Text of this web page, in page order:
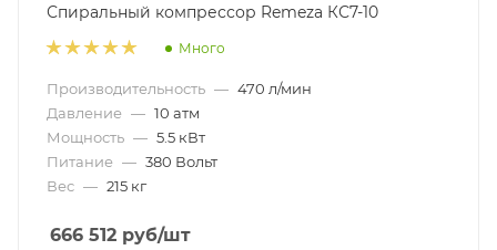
Спиральный компрессор Remeza КС7-10
Много
Производительность — 470 л/мин
Давление — 10 атм
Мощность — 5.5 кВт
Питание — 380 Вольт
Вес — 215 кг
666 512 руб/шт